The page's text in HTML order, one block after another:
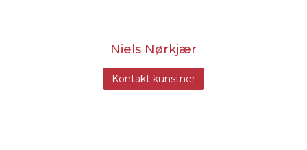
Niels Nørkjær
Kontakt kunstner